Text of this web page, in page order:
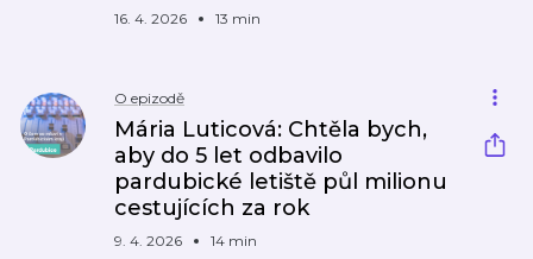
16. 4. 2026 13 min
O epizodě
Mária Luticová: Chtěla bych,
aby do 5 let odbavilo
pardubické letiště půl milionu
cestujících za rok
9. 4. 2026 14 min